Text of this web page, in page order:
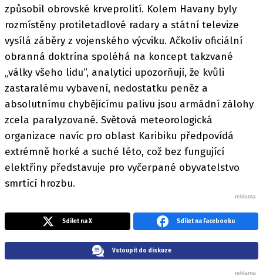
způsobil obrovské krveprolití. Kolem Havany byly
rozmístěny protiletadlové radary a státní televize
vysílá záběry z vojenského výcviku. Ačkoliv oficiální
obranná doktrína spoléhá na koncept takzvané
„války všeho lidu“, analytici upozorňují, že kvůli
zastaralému vybavení, nedostatku peněz a
absolutnímu chybějícímu palivu jsou armádní zálohy
zcela paralyzované. Světová meteorologická
organizace navíc pro oblast Karibiku předpovídá
extrémně horké a suché léto, což bez fungující
elektřiny představuje pro vyčerpané obyvatelstvo
smrtící hrozbu.
Sdílet na X Sdílet na Facebooku
Vstoupit do diskuze